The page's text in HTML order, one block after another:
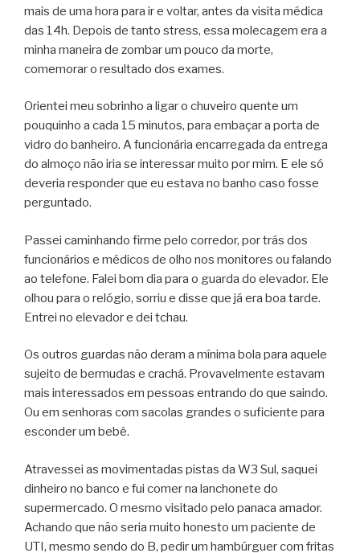
mais de uma hora para ir e voltar, antes da visita médica
das 14h. Depois de tanto stress, essa molecagem era a
minha maneira de zombar um pouco da morte,
comemorar o resultado dos exames.
Orientei meu sobrinho a ligar o chuveiro quente um
pouquinho a cada 15 minutos, para embaçar a porta de
vidro do banheiro. A funcionária encarregada da entrega
do almoço não iria se interessar muito por mim. E ele só
deveria responder que eu estava no banho caso fosse
perguntado.
Passei caminhando firme pelo corredor, por trás dos
funcionários e médicos de olho nos monitores ou falando
ao telefone. Falei bom dia para o guarda do elevador. Ele
olhou para o relógio, sorriu e disse que já era boa tarde.
Entrei no elevador e dei tchau.
Os outros guardas não deram a mínima bola para aquele
sujeito de bermudas e crachá. Provavelmente estavam
mais interessados em pessoas entrando do que saindo.
Ou em senhoras com sacolas grandes o suficiente para
esconder um bebê.
Atravessei as movimentadas pistas da W3 Sul, saquei
dinheiro no banco e fui comer na lanchonete do
supermercado. O mesmo visitado pelo panaca amador.
Achando que não seria muito honesto um paciente de
UTI, mesmo sendo do B, pedir um hambúrguer com fritas